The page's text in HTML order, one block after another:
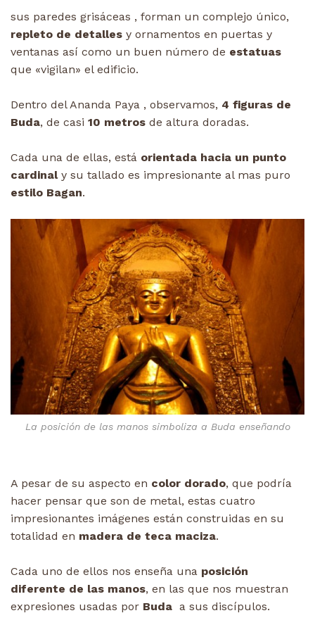
sus paredes grisáceas , forman un complejo único,
repleto de detalles y ornamentos en puertas y
ventanas así como un buen número de estatuas
que «vigilan» el edificio.
Dentro del Ananda Paya , observamos, 4 figuras de
Buda, de casi 10 metros de altura doradas.
Cada una de ellas, está orientada hacia un punto
cardinaly su tallado es impresionante al mas puro
estilo Bagan.
La posición de las manos simboliza a Buda enseñando
A pesar de su aspecto en color dorado, que podría
hacer pensar que son de metal, estas cuatro
impresionantes imágenes están construidas en su
totalidad en madera de teca maciza.
Cada uno de ellos nos enseña una posición
diferente de las manos, en las que nos muestran
expresiones usadas por Buda a sus discípulos.